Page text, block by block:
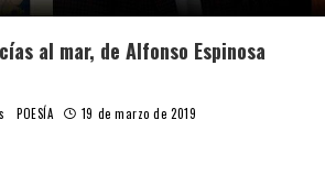
al mar, de Alfonso Espinosa
POESÍA 19 de marzo de 2019